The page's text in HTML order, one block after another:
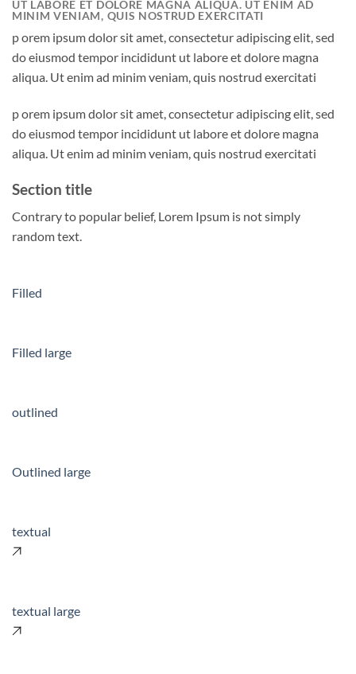
UT LABORE ET DOLORE MAGNA ALIQUA. UT ENIM AD
MINIM VENIAM, QUIS NOSTRUD EXERCITATI
p orem ipsum dolor sit amet, consectetur adipiscing elit, sed
do eiusmod tempor incididunt ut labore et dolore magna
aliqua. Ut enim ad minim veniam, quis nostrud exercitati
p orem ipsum dolor sit amet, consectetur adipiscing elit, sed
do eiusmod tempor incididunt ut labore et dolore magna
aliqua. Ut enim ad minim veniam, quis nostrud exercitati
Section title
Contrary to popular belief, Lorem Ipsum is not simply
random text.
Filled
Filled large
outlined
Outlined large
textual
textual large